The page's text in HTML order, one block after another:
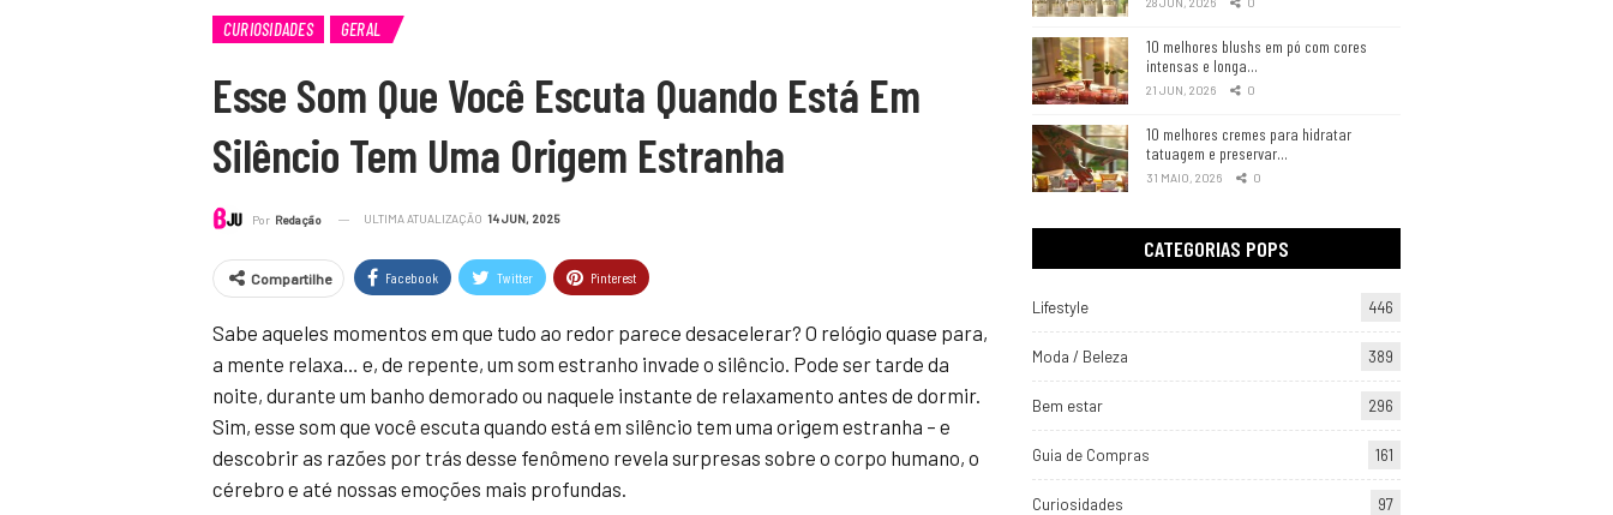
CURIOSIDADES GERAL
Esse Som Que Você Escuta Quando Está Em
Silêncio Tem Uma Origem Estranha
Por Redação ULTIMA ATUALIZAÇÃO 14 JUN, 2025
Compartilhe Facebook Twitter Pinterest
Sabe aqueles momentos em que tudo ao redor parece desacelerar? O relógio quase para,
a mente relaxa… e, de repente, um som estranho invade o silêncio. Pode ser tarde da
noite, durante um banho demorado ou naquele instante de relaxamento antes de dormir.
Sim, esse som que você escuta quando está em silêncio tem uma origem estranha – e
descobrir as razões por trás desse fenômeno revela surpresas sobre o corpo humano, o
cérebro e até nossas emoções mais profundas.
10 melhores blushs em pó com cores
intensas e longa…
21 JUN, 2026 0
10 melhores cremes para hidratar
tatuagem e preservar…
31 MAIO, 2026 0
CATEGORIAS POPS
Lifestyle 446
Moda / Beleza 389
Bem estar 296
Guia de Compras 161
Curiosidades 97